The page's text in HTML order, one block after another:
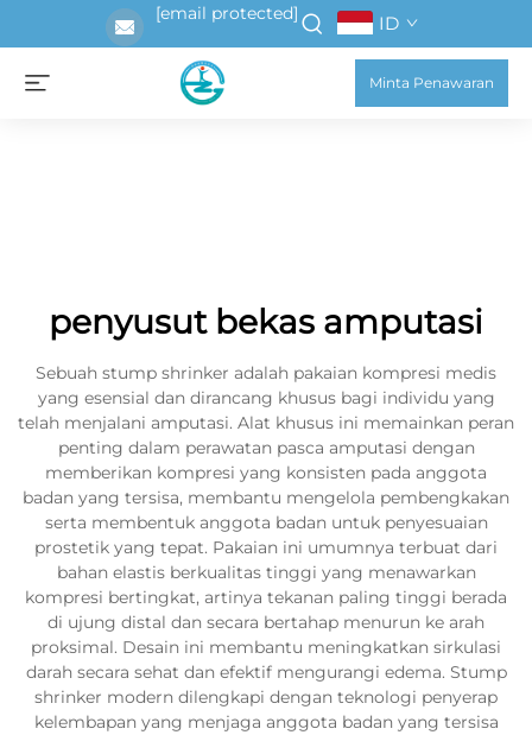
[email protected] ID
Minta Penawaran
penyusut bekas amputasi
Sebuah stump shrinker adalah pakaian kompresi medis
yang esensial dan dirancang khusus bagi individu yang
telah menjalani amputasi. Alat khusus ini memainkan peran
penting dalam perawatan pasca amputasi dengan
memberikan kompresi yang konsisten pada anggota
badan yang tersisa, membantu mengelola pembengkakan
serta membentuk anggota badan untuk penyesuaian
prostetik yang tepat. Pakaian ini umumnya terbuat dari
bahan elastis berkualitas tinggi yang menawarkan
kompresi bertingkat, artinya tekanan paling tinggi berada
di ujung distal dan secara bertahap menurun ke arah
proksimal. Desain ini membantu meningkatkan sirkulasi
darah secara sehat dan efektif mengurangi edema. Stump
shrinker modern dilengkapi dengan teknologi penyerap
kelembapan yang menjaga anggota badan yang tersisa